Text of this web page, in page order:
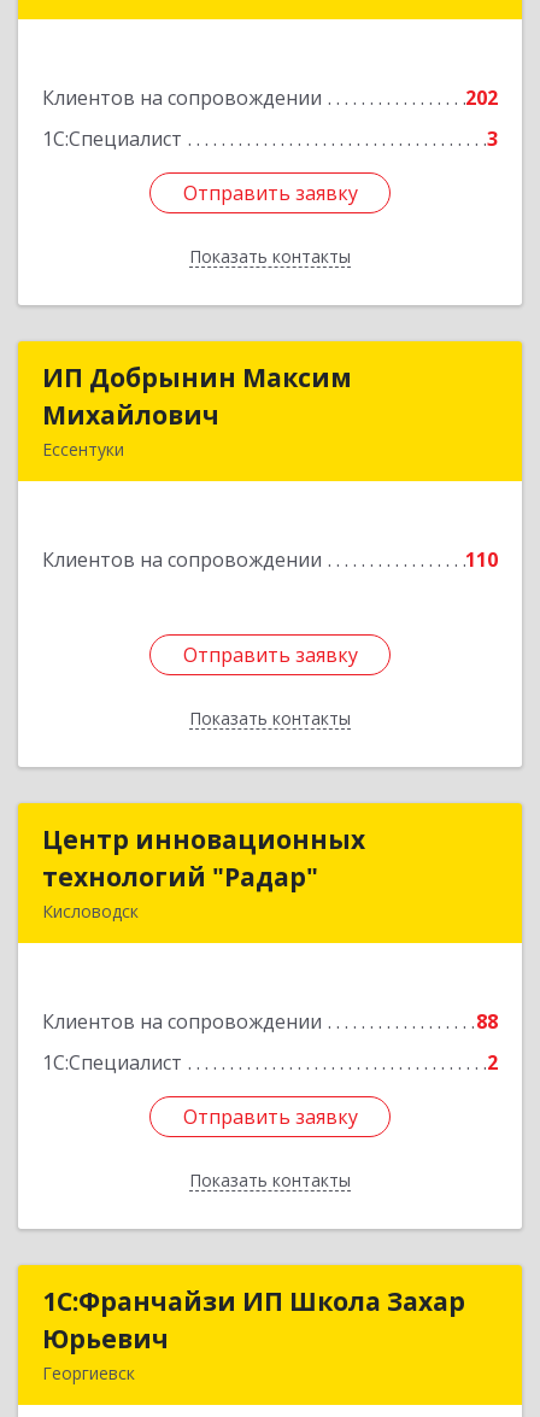
Клиентов на сопровождении
202
1С:Специалист
3
Отправить заявку
Показать контакты
Подробнее
Отправить заявку
Назад
ИП Добрынин Максим
Михайлович
Ессентуки
Клиентов на сопровождении 110
Отправить заявку
Показать контакты
ИП Добрынин Максим
Подробнее
Отправить заявку
Назад
Центр инновационных
технологий "Радар"
Кисловодск
Клиентов на сопровождении
88
1С:Специалист
2
Отправить заявку
Показать контакты
Центр инновационных
технологий "Радар"
Подробнее
Отправить заявку
Назад
1С:Франчайзи ИП Школа Захар
Юрьевич
Георгиевск
1С:Франчайзи ИП Школа Захар